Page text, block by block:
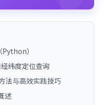
）
纬度定位查询
法与高效实践技巧
述